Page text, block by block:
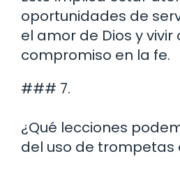
oportunidades de
el amor de Dios y
compromiso en la fe.
### 7.
¿Qué lecciones
del uso de trompetas